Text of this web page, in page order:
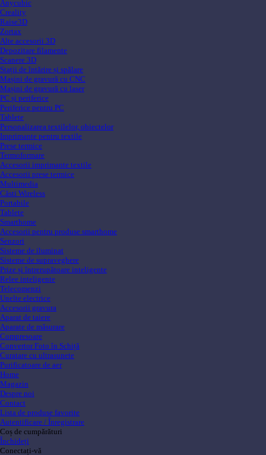
Anycubic
Creality
Raise3D
Zortax
Alte accesorii 3D
Depozitare filamente
Scanere 3D
Stații de întărire și spălare
Mașini de gravură cu CNC
Mașini de gravură cu laser
PC și periferice
Periferice pentru PC
Tablete
Personalizarea textilelor, obiectelor
Imprimante pentru textile
Prese termice
Termoformare
Accesorii imprimante textile
Accesorii prese termice
Multimedia
Căsti Wireless
Portabile
Tablete
Smarthome
Accesorii pentru produse smarthome
Senzori
Sisteme de iluminat
Sisteme de supraveghere
Prize și întrerupătoare inteligente
Relee inteligente
Telecomenzi
Unelte electrice
Accesorii gravura
Aparat de taiere
Aparate de măsurare
Compresoare
Convertor Foto în Schiță
Curatare cu ultrasunete
Purificatoare de aer
Home
Magazin
Despre noi
Contact
Lista de produse favorite
Autentificare / Înregistrare
Coș de cumpărături
Închideți
Conectați-vă